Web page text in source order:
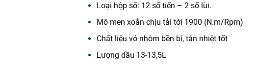
Loại hộp số: 12 số tiến – 2 số lùi.
Mô men xoắn chịu tải tới 1900 (N.m/Rpm)
Chất liệu vỏ nhôm bền bỉ, tản nhiệt tốt
Lượng dầu 13-13,5L